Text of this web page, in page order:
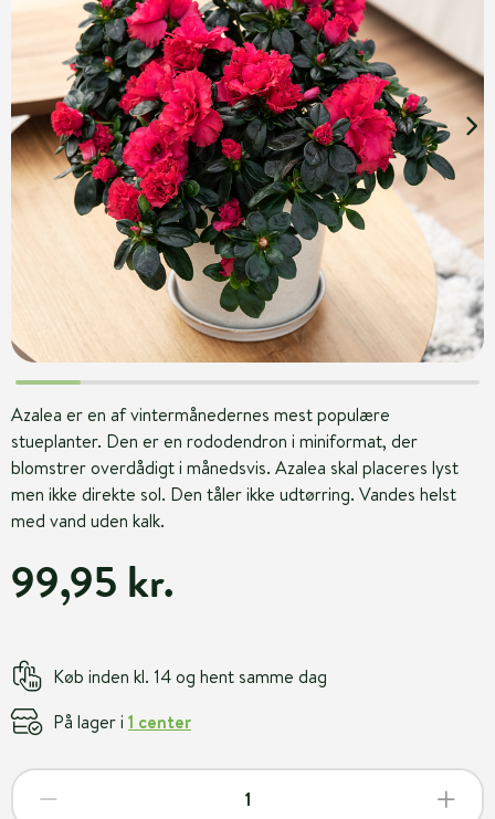
Azalea er en af vintermånedernes mest populære
stueplanter. Den er en rododendron i miniformat, der
blomstrer overdådigt i månedsvis. Azalea skal placeres lyst
men ikke direkte sol. Den tåler ikke udtørring. Vandes helst
med vand uden kalk.
99,95 kr.
Køb inden kl. 14 og hent samme dag
På lager i 1 center